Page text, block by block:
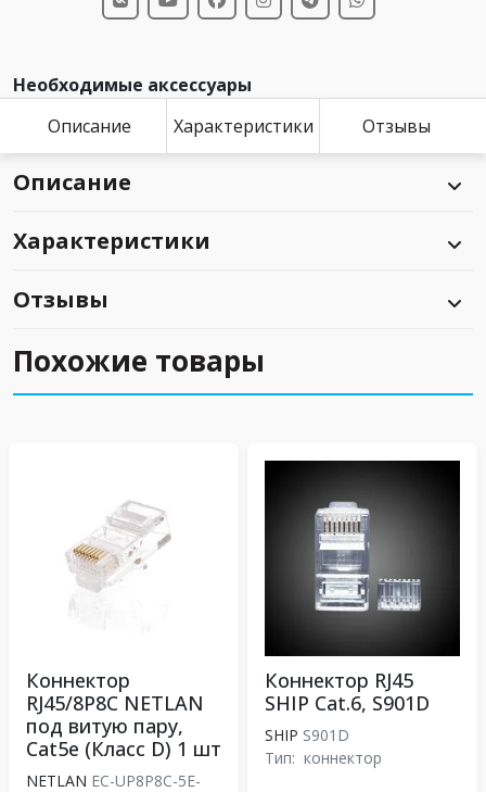
Необходимые аксессуары
Описание
Характеристики Отзывы
Описание
Характеристики
Отзывы
Похожие товары
Коннектор
RJ45/8P8C NETLAN
под витую пару,
Cat5e (Класс D) 1 шт
NETLAN EC-UP8P8C-5E-
Коннектор RJ45
SHIP Cat.6, S901D
SHIP S901D
Тип: коннектор